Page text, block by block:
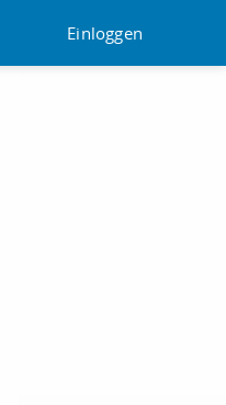
Einloggen